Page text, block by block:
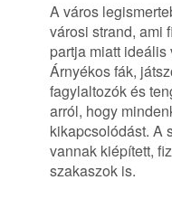
A város
városi strand, ami
partja miatt
Árnyékos fák,
fagylaltozók és
arról, hogy
kikapcsolódást. A
vannak kiépített,
szakaszok is.